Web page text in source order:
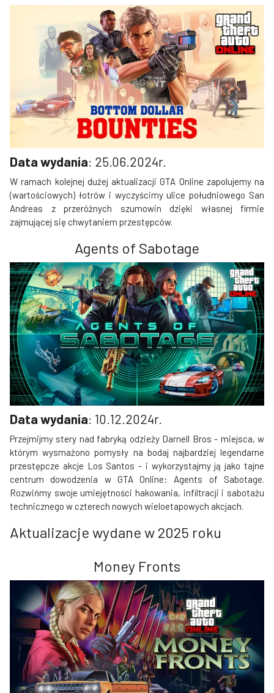
Data wydania: 25.06.2024r.
W ramach kolejnej dużej aktualizacji GTA Online zapolujemy na
(wartościowych) łotrów i wyczyścimy ulice południowego San
Andreas z przeróżnych szumowin dzięki własnej firmie
zajmującej się chwytaniem przestępców.
Agents of Sabotage
Data wydania: 10.12.2024r.
Przejmijmy stery nad fabryką odzieży Darnell Bros - miejsca, w
którym wysmażono pomysły na bodaj najbardziej legendarne
przestępcze akcje Los Santos - i wykorzystajmy ją jako tajne
centrum dowodzenia w GTA Online: Agents of Sabotage.
Rozwińmy swoje umiejętności hakowania, infiltracji i sabotażu
technicznego w czterech nowych wieloetapowych akcjach.
Aktualizacje wydane w 2025 roku
Money Fronts